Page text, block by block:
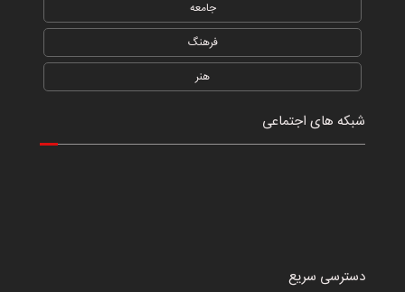
جامعه
فرهنگ
هنر
شبکه های اجتماعی
دسترسی سریع